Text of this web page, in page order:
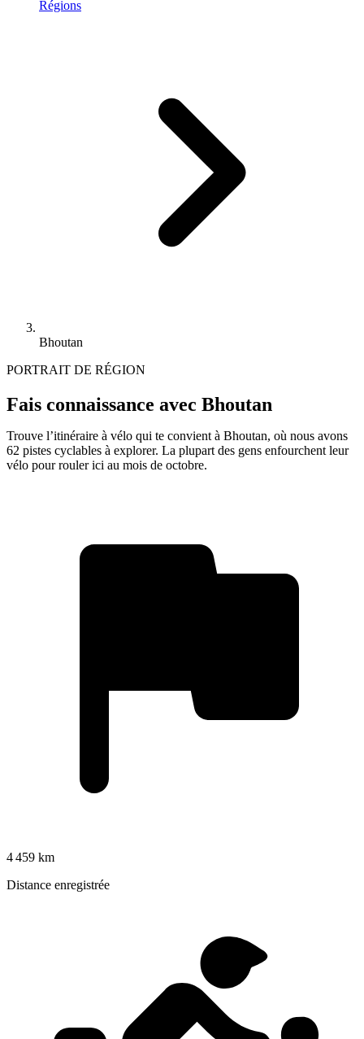
Régions
Bhoutan
PORTRAIT DE RÉGION
Fais connaissance avec Bhoutan
Trouve l’itinéraire à vélo qui te convient à Bhoutan, où nous avons
62 pistes cyclables à explorer. La plupart des gens enfourchent leur
vélo pour rouler ici au mois de octobre.
4 459 km
Distance enregistrée